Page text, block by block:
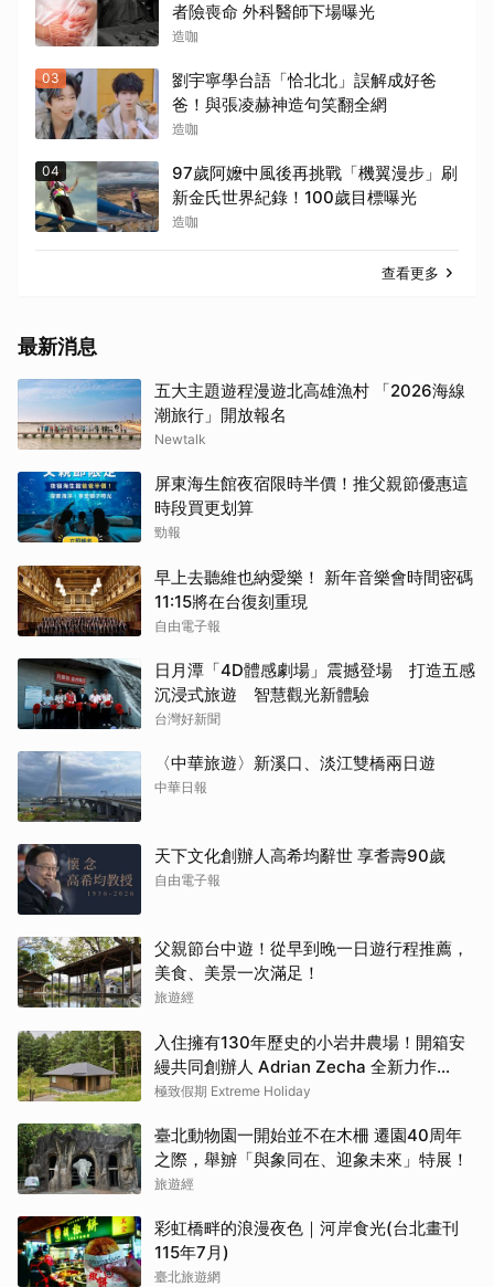
者險喪命 外科醫師下場曝光
造咖
03
劉宇寧學台語「恰北北」誤解成好爸
爸！與張凌赫神造句笑翻全網
造咖
04
97歲阿嬤中風後再挑戰「機翼漫步」刷
新金氏世界紀錄！100歲目標曝光
造咖
查看更多
最新消息
五大主題遊程漫遊北高雄漁村 「2026海線
潮旅行」開放報名
Newtalk
屏東海生館夜宿限時半價！推父親節優惠這
時段買更划算
勁報
早上去聽維也納愛樂！ 新年音樂會時間密碼
11:15將在台復刻重現
自由電子報
日月潭「4D體感劇場」震撼登場 打造五感
沉浸式旅遊 智慧觀光新體驗
台灣好新聞
〈中華旅遊〉新溪口、淡江雙橋兩日遊
中華日報
天下文化創辦人高希均辭世 享耆壽90歲
自由電子報
父親節台中遊！從早到晚一日遊行程推薦，
美食、美景一次滿足！
旅遊經
入住擁有130年歷史的小岩井農場！開箱安
縵共同創辦人 Adrian Zecha 全新力作
「AZUMA FARM KOIWAI」體驗最高級的
極致假期 Extreme Holiday
臺北動物園一開始並不在木柵 遷園40周年
之際，舉辧「與象同在、迎象未來」特展！
旅遊經
彩虹橋畔的浪漫夜色｜河岸食光(台北畫刊
115年7月)
臺北旅遊網